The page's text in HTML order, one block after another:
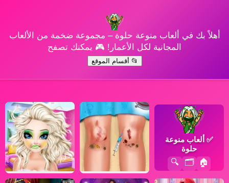
أهلاً بك في ألعاب منوعة حلوة – مجموعة ضخمة من الألعاب
المجانية لكل الأعمار! 🎮 يمكنك تصفح
📂 أقسام الموقع
✅ ألعاب منوعة
حلوة
🏠
🗂️
🔍